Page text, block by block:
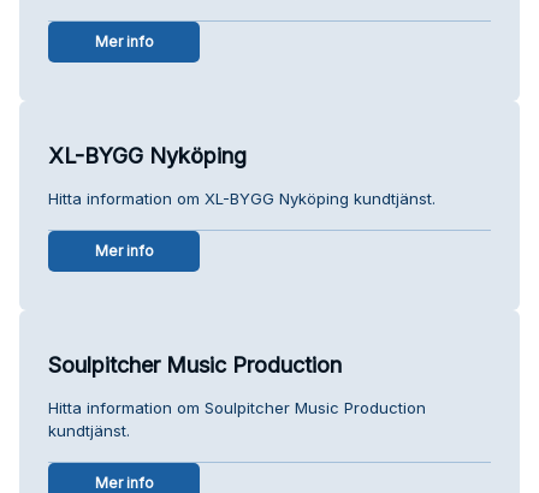
Mer info
XL-BYGG Nyköping
Hitta information om XL-BYGG Nyköping kundtjänst.
Mer info
Soulpitcher Music Production
Hitta information om Soulpitcher Music Production
kundtjänst.
Mer info